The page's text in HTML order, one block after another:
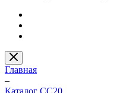
Главная
–
Каталог CC20